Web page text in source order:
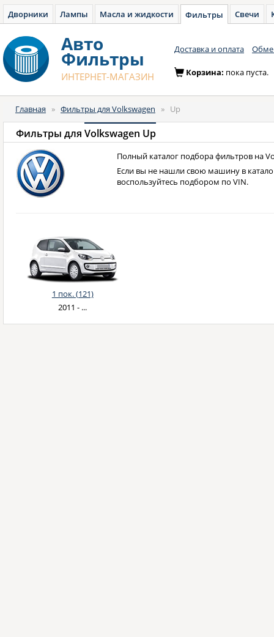
Дворники Лампы Масла и жидкости Фильтры Свечи
Авто
Фильтры
ИНТЕРНЕТ-МАГАЗИН
Доставка и оплата
Корзина: пока пуста.
Главная » Фильтры для Volkswagen » Up
Фильтры для Volkswagen Up
Полный каталог подбора фильтров на
Если вы не нашли свою машину в
воспользуйтесь подбором по VIN.
1 пок. (121)
2011 - ...